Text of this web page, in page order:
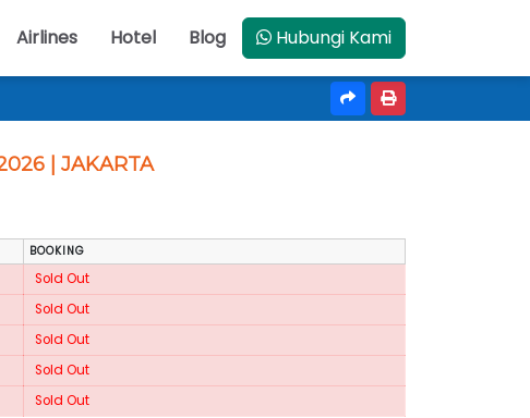
Airlines Hotel Blog Hubungi Kami
| JAKARTA
BOOKING
Sold Out
Sold Out
Sold Out
Sold Out
Sold Out